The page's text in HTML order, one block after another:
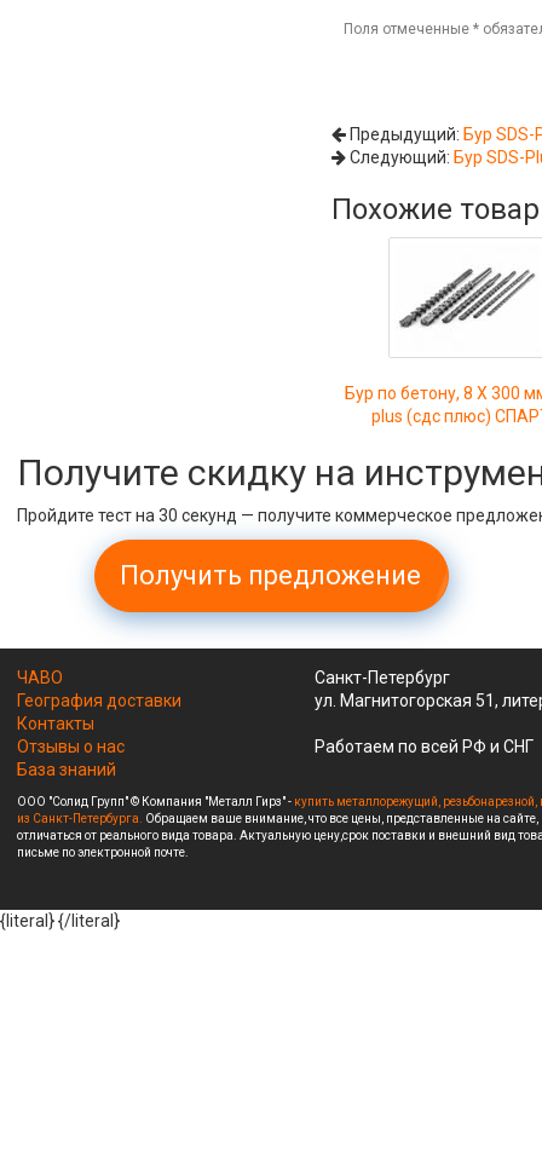
Поля отмеченные*
Предыдущий: Бур
Следующий: Бур SDS-
Похожие
Бур по бетону, 8 X 300
plus (сдс плюс)
Получите скидку на
Пройдите тест на 30 секунд — получите коммерческое
Получить предложение
ЧАВО
География доставки
Контакты
Отзывы о нас
База знаний
Санкт-Петербург
ул. Магнитогорская 51,
Работаем по всей РФ и СНГ
ООО "Солид Групп" © Компания "Металл Гирз" - купить металлорежущий,
из Санкт-Петербурга. Обращаем ваше внимание, что все цены, представленные на
отличаться от реального вида товара. Актуальную цену,срок поставки и внешний вид
письме по электронной почте.
{literal}{/literal}